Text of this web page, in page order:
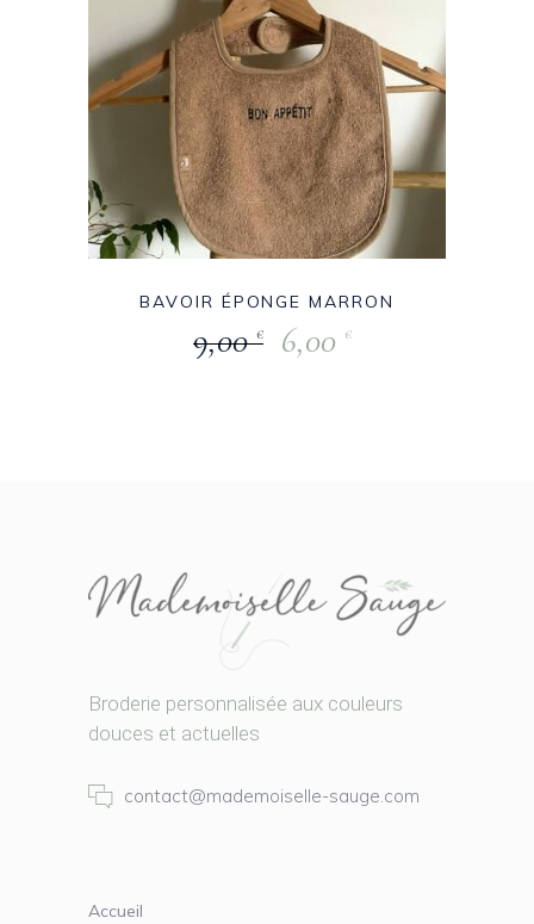
BAVOIR ÉPONGE MARRON
9,00€ 6,00 €
Broderie personnalisée aux couleurs
douces et actuelles
contact@mademoiselle-sauge.com
Accueil